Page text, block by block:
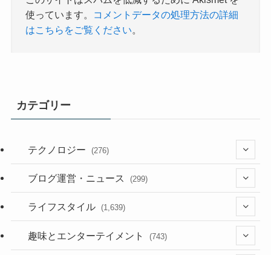
使っています。
コメントデータの処理方法の詳細
はこちらをご覧ください。
カテゴリー
テクノロジー (276)
(36)
(187)
ブログ運営・ニュース (299)
(118)
(181)
ライフスタイル (1,639)
(394)
趣味とエンターテイメント (743)